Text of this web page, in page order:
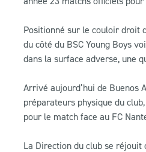
Positionné sur le couloir droit
du côté du BSC Young Boys
dans la surface adverse, une
Arrivé aujourd’hui de Buenos
préparateurs physique du
pour le match face au FC
La Direction du club se réjouit